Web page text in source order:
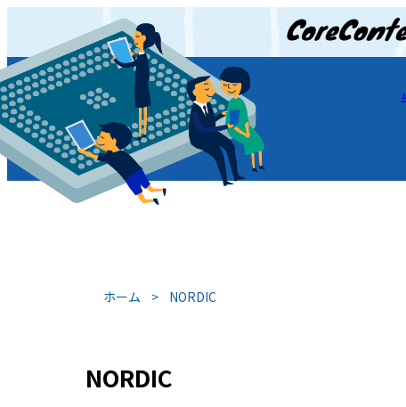
JP/EN
ホーム > NORDIC
NORDIC